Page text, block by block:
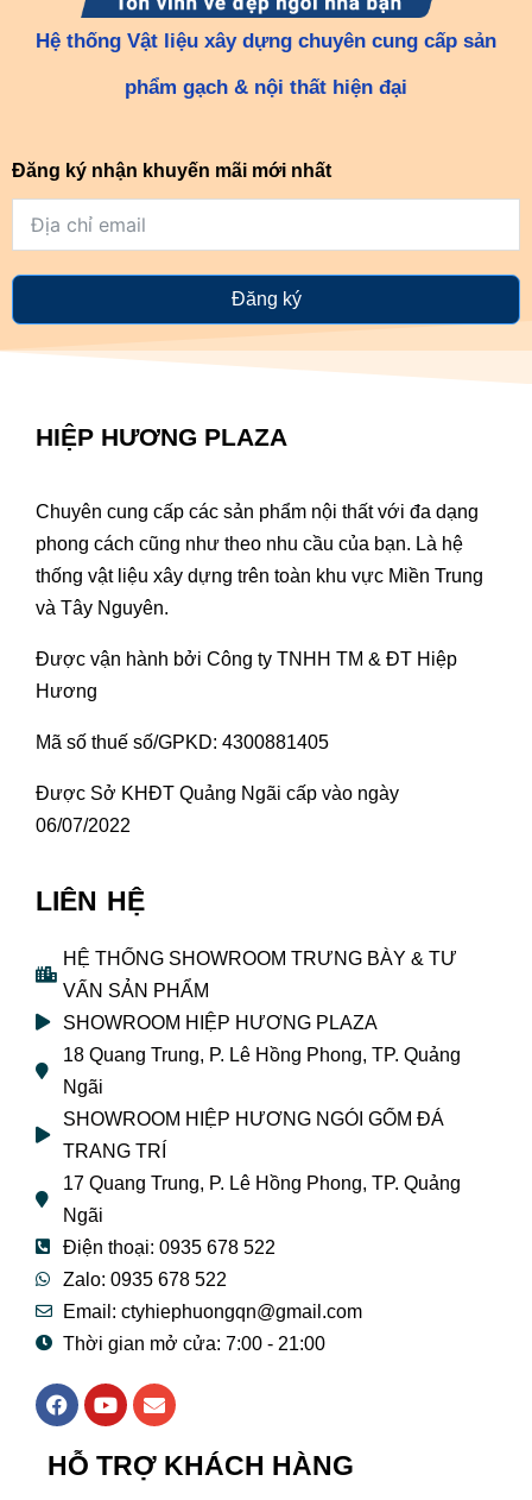
Hệ thống Vật liệu xây dựng chuyên cung cấp sản
phẩm gạch & nội thất hiện đại
Đăng ký nhận khuyến mãi mới nhất
Đăng ký
HIỆP HƯƠNG PLAZA
Chuyên cung cấp các sản phẩm nội thất với đa dạng
phong cách cũng như theo nhu cầu của bạn. Là hệ
thống vật liệu xây dựng trên toàn khu vực Miền Trung
và Tây Nguyên.
Được vận hành bởi Công ty TNHH TM & ĐT Hiệp
Hương
Mã số thuế số/GPKD: 4300881405
Được Sở KHĐT Quảng Ngãi cấp vào ngày
06/07/2022
LIÊN HỆ
HỆ THỐNG SHOWROOM TRƯNG BÀY & TƯ
VẤN SẢN PHẨM
SHOWROOM HIỆP HƯƠNG PLAZA
18 Quang Trung, P. Lê Hồng Phong, TP. Quảng
Ngãi
SHOWROOM HIỆP HƯƠNG NGÓI GỐM ĐÁ
TRANG TRÍ
17 Quang Trung, P. Lê Hồng Phong, TP. Quảng
Ngãi
Điện thoại: 0935 678 522
Zalo: 0935 678 522
Email: ctyhiephuongqn@gmail.com
Thời gian mở cửa: 7:00 - 21:00
F
a
e
b
Y
o
t
u
E
n
e
l
HỖ TRỢ KHÁCH HÀNG